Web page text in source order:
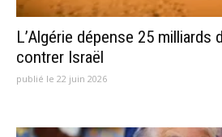
L’Algérie dépense 25 milliards
contrer Israël
publié le 22 juin 2026